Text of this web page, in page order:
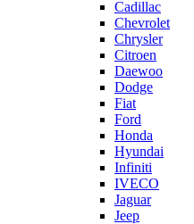
Cadillac
Chevrolet
Chrysler
Citroen
Daewoo
Dodge
Fiat
Ford
Honda
Hyundai
Infiniti
IVECO
Jaguar
Jeep